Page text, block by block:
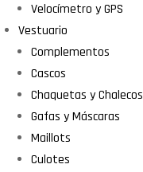
Velocímetro y GPS
Vestuario
Complementos
Cascos
Chaquetas y Chalecos
Gafas y Máscaras
Maillots
Culotes